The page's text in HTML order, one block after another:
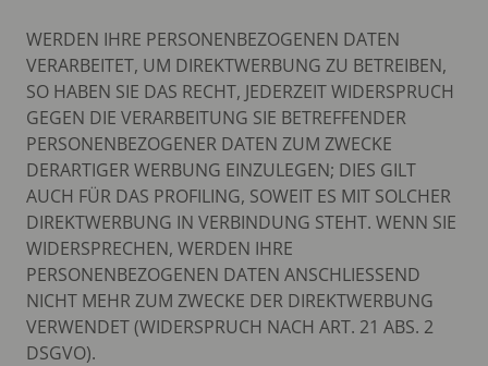
WERDEN IHRE PERSONENBEZOGENEN DATEN
VERARBEITET, UM DIREKTWERBUNG ZU BETREIBEN,
SO HABEN SIE DAS RECHT, JEDERZEIT WIDERSPRUCH
GEGEN DIE VERARBEITUNG SIE BETREFFENDER
PERSONENBEZOGENER DATEN ZUM ZWECKE
DERARTIGER WERBUNG EINZULEGEN; DIES GILT
AUCH FÜR DAS PROFILING, SOWEIT ES MIT SOLCHER
DIREKTWERBUNG IN VERBINDUNG STEHT. WENN SIE
WIDERSPRECHEN, WERDEN IHRE
PERSONENBEZOGENEN DATEN ANSCHLIESSEND
NICHT MEHR ZUM ZWECKE DER DIREKTWERBUNG
VERWENDET (WIDERSPRUCH NACH ART. 21 ABS. 2
DSGVO).